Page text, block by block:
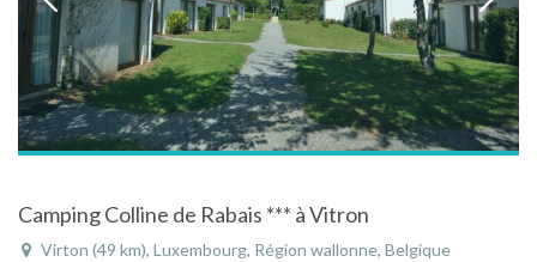
Camping Colline de Rabais *** à Vitron
Virton (49 km), Luxembourg, Région wallonne, Belgique